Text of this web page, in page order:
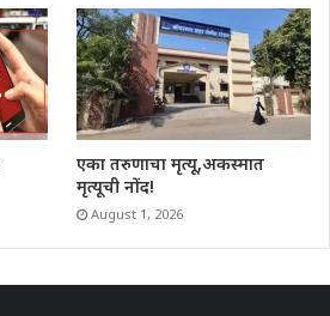
एका तरुणाचा मृत्यू,अकस्मात
मृत्यूची नोंद!
August 1, 2026